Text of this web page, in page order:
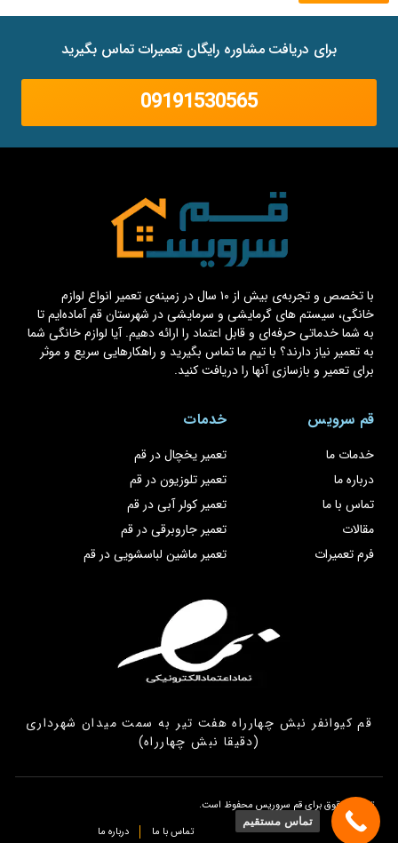
برای دریافت مشاوره رایگان تعمیرات تماس بگیرید
09191530565
با تخصص و تجربه‌ی بیش از ۱۰ سال در زمینه‌ی تعمیر انواع لوازم
خانگی، سیستم های گرمایشی و سرمایشی در شهرستان قم آماده‌ایم تا
به شما خدماتی حرفه‌ای و قابل اعتماد را ارائه دهیم. آیا لوازم خانگی شما
به تعمیر نیاز دارند؟ با تیم ما تماس بگیرید و راهکارهایی سریع و موثر
برای تعمیر و بازسازی آنها را دریافت کنید.
قم سرویس
خدمات ما
درباره ما
تماس با ما
مقالات
فرم تعمیرات
خدمات
تعمیر یخچال در قم
تعمیر تلوزیون در قم
تعمیر کولر آبی در قم
تعمیر جاروبرقی در قم
تعمیر ماشین لباسشویی در قم
قم کیوانفر نبش چهارراه هفت تیر به سمت میدان شهرداری
(دقیقا نبش چهارراه)
تمامی حقوق برای قم سروریس محفوظ است.
تماس با ما
درباره ما
تماس مستقیم